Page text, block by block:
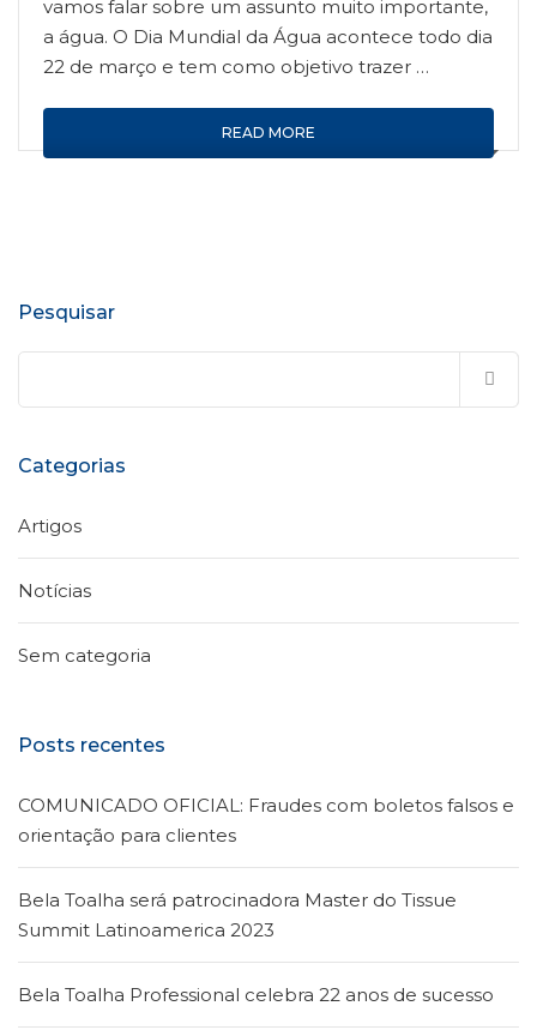
vamos falar sobre um assunto muito importante,
a água. O Dia Mundial da Água acontece todo dia
22 de março e tem como objetivo trazer …
READ MORE
Pesquisar
Categorias
Artigos
Notícias
Sem categoria
Posts recentes
COMUNICADO OFICIAL: Fraudes com boletos falsos e
orientação para clientes
Bela Toalha será patrocinadora Master do Tissue
Summit Latinoamerica 2023
Bela Toalha Professional celebra 22 anos de sucesso